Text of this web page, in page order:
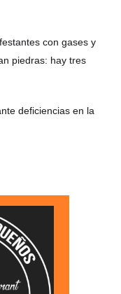
con gases y
piedras: hay tres
deficiencias en la